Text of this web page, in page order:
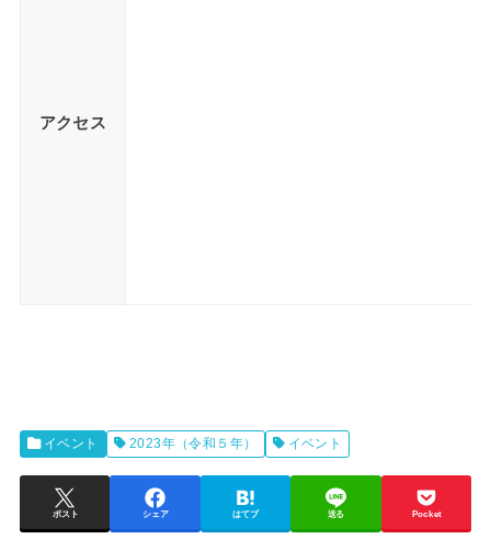
アクセス
イベント 2023年（令和５年） イベント
ポスト シェア はてブ 送る Pocket